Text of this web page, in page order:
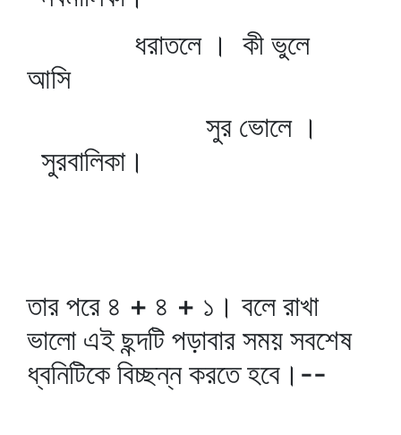
ধরাতলে । কী ভুলে
আসি
সুর ভোলে ।
সুরবালিকা।
তার পরে ৪ + ৪ + ১। বলে রাখা
ভালো এই ছন্দটি পড়াবার সময় সবশেষ
ধ্বনিটিকে বিচ্ছন্ন করতে হবে।--